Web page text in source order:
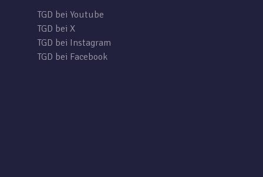
TGD bei Youtube
TGD bei X
TGD bei Instagram
TGD bei Facebook